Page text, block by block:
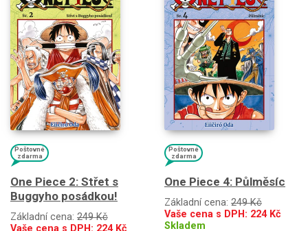
Poštovné
zdarma
One Piece 2: Střet s
Buggyho posádkou!
Základní cena: 249 Kč
Vaše cena s DPH: 224Kč
Poštovné
zdarma
One Piece 4: Půlměsíc
Základní cena: 249 Kč
Vaše cena s DPH: 224Kč
Skladem